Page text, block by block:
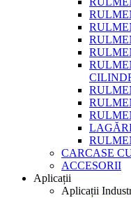
CARCASE
ACCESORII
Aplicații
Aplicații